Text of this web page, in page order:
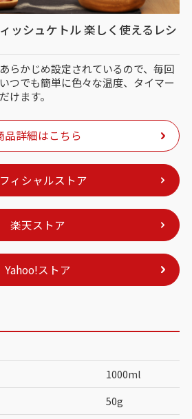
ッシュケトル 楽しく使えるレシ
らかじめ設定されているので、毎回
つでも簡単に色々な温度、タイマー
けます。
品詳細はこちら
ィシャルストア
楽天ストア
Yahoo!ストア
1000ml
50g